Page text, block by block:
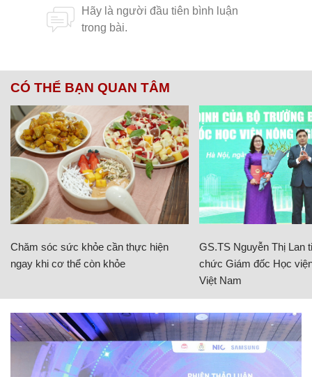
CÓ THỂ BẠN QUAN TÂM
Chăm sóc sức khỏe cần thực hiện
ngay khi cơ thể còn khỏe
GS.TS Nguyễn Thị Lan
chức Giám đốc Học
Việt Nam